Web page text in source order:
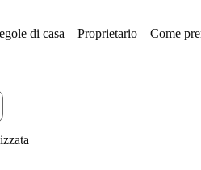
di casa Proprietario Come